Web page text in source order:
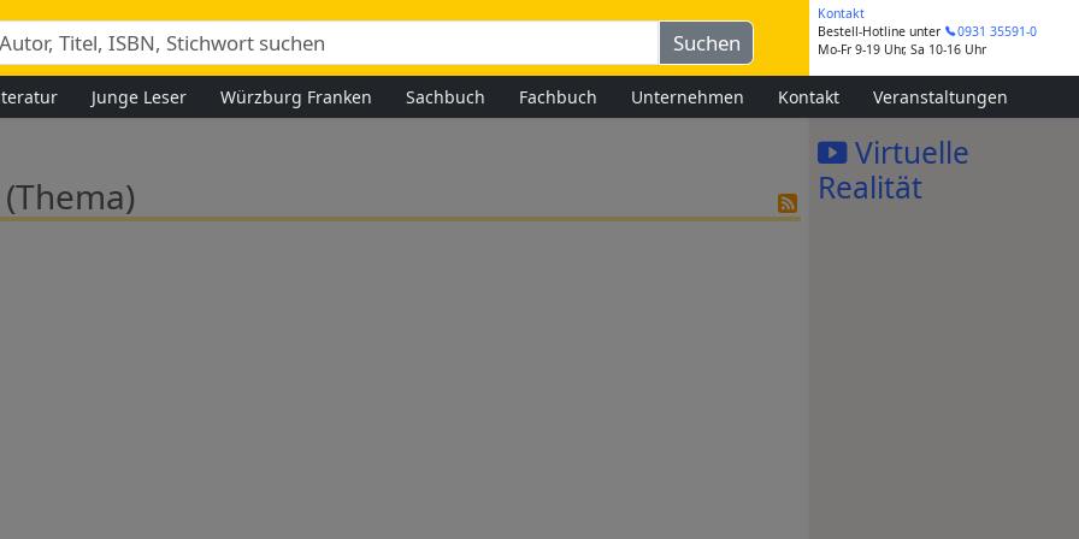
Kontakt
Bestell-Hotline unter
0931 35591-0
Mo-Fr 9-19 Uhr, Sa 10-16 Uhr
Junge Leser Würzburg Franken Sachbuch Fachbuch Unternehmen Kontakt Veranstaltungen
(Thema)
Virtuelle
Realität